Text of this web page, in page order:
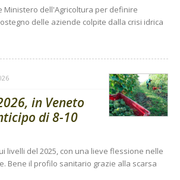
Ministero dell'Agricoltura per definire
delle aziende colpite dalla crisi idrica
in Veneto
di 8-10
livelli del 2025, con una lieve flessione nelle
Bene il profilo sanitario grazie alla scarsa